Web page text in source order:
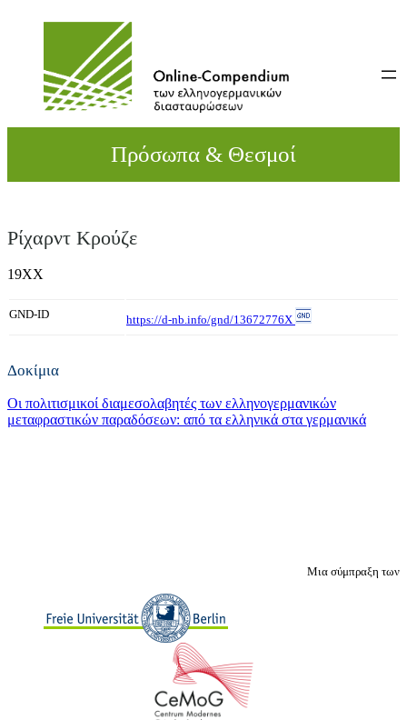
Πρόσωπα & Θεσμοί
Ρίχαρντ Κρούζε
19XX
GND-ID https://d-nb.info/gnd/13672776X
Δοκίμια
Οι πολιτισμικοί διαμεσολαβητές των ελληνογερμανικών
μεταφραστικών παραδόσεων: από τα ελληνικά στα γερμανικά
Μια σύμπραξη των